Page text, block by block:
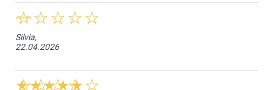
Silvia,
22.04.2026